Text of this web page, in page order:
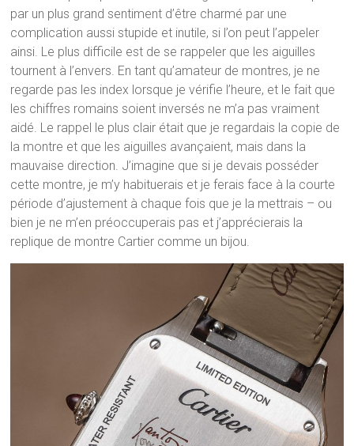
par un plus grand sentiment d’être charmé par une
complication aussi stupide et inutile, si l’on peut l’appeler
ainsi. Le plus difficile est de se rappeler que les aiguilles
tournent à l’envers. En tant qu’amateur de montres, je ne
regarde pas les index lorsque je vérifie l’heure, et le fait que
les chiffres romains soient inversés ne m’a pas vraiment
aidé. Le rappel le plus clair était que je regardais la copie de
la montre et que les aiguilles avançaient, mais dans la
mauvaise direction. J’imagine que si je devais posséder
cette montre, je m’y habituerais et je ferais face à la courte
période d’ajustement à chaque fois que je la mettrais – ou
bien je ne m’en préoccuperais pas et j’apprécierais la
replique de montre Cartier comme un bijou.